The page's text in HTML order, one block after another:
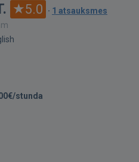
5.0 · 1 atsauksmes
stunda